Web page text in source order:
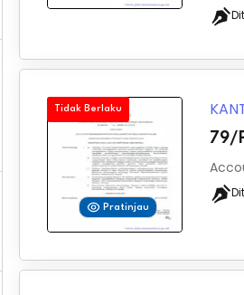
Tidak Berlaku
Pratinjau
79/